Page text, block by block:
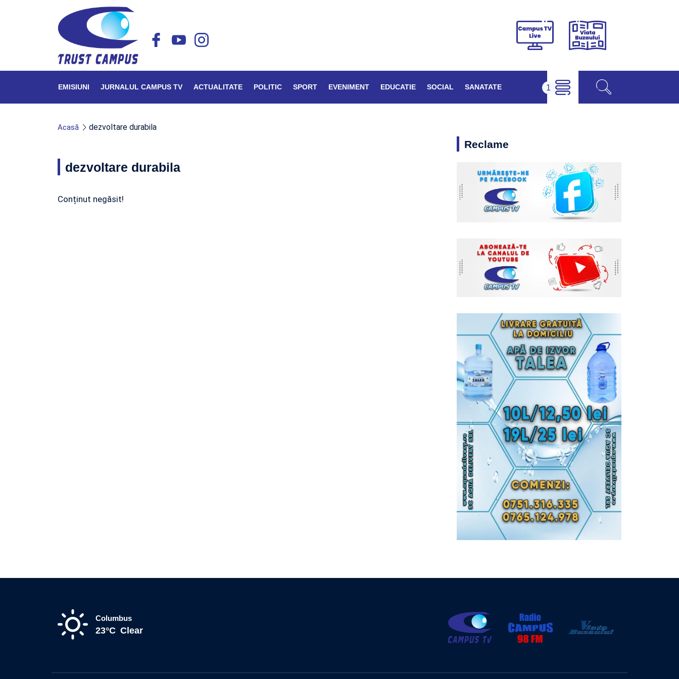
Campus
Viața
EMISIUNI JURNALUL CAMPUS TV ACTUALITATE POLITIC SPORT EVENIMENT EDUCATIE SOCIAL SANATATE
Acasă dezvoltare durabila
dezvoltare durabila
Conținut negăsit!
Reclame
Columbus
23°C Clear